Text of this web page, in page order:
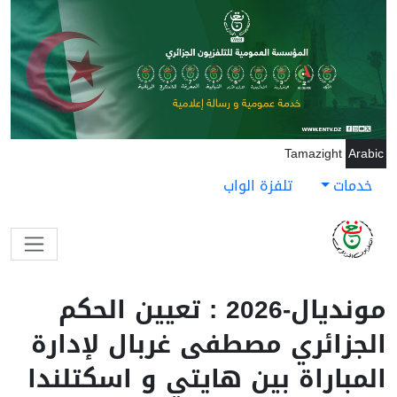
تجاوز إلى المحتوى الرئيسي
Arabic
Tamazight
خدمات تلفزة الواب
مونديال-2026 : تعيين الحكم
الجزائري مصطفى غربال لإدارة
المباراة بين هايتي و اسكتلندا